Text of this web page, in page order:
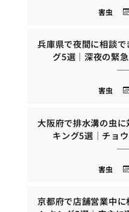
害虫
兵庫県で夜間に相談
グ5選｜深夜の緊
害虫
大阪府で排水溝の虫
キング5選｜チョ
害虫
京都府で店舗営業中